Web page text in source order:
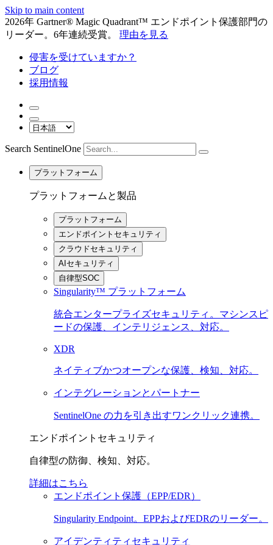
Skip to main content
2026年 Gartner® Magic Quadrant™ エンドポイント保護部門の
リーダー。6年連続受賞。
理由を見る
侵害を受けていますか？
ブログ
採用情報
Search SentinelOne
プラットフォーム
プラットフォームと製品
プラットフォーム
エンドポイントセキュリティ
クラウドセキュリティ
AIセキュリティ
自律型SOC
Singularity™ プラットフォーム
統合エンタープライズセキュリティ。マシンスピ
ードの保護、インテリジェンス、対応。
XDR
ネイティブかつオープンな保護、検知、対応。
インテグレーションとパートナー
SentinelOne の力を引き出すワンクリック連携。
エンドポイントセキュリティ
自律型の防御、検知、対応。
詳細はこちら
エンドポイント保護（EPP/EDR）
Singularity Endpoint。EPPおよびEDRのリーダー。
アイデンティティセキュリティ